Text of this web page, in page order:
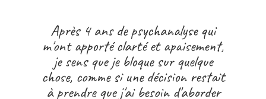
Après 4 ans de psychanalyse qui
m'ont apporté clarté et apaisement,
je sens que je bloque sur quelque
chose, comme si une décision restait
à prendre que j'ai besoin d'aborder